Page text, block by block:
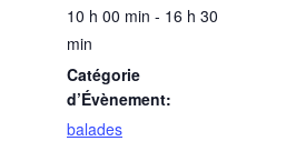
10 h 00 min - 16 h 30
min
Catégorie
d’Évènement:
balades